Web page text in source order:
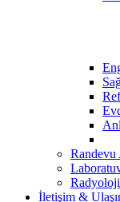
Randevu
Radyoloji
İletişim &